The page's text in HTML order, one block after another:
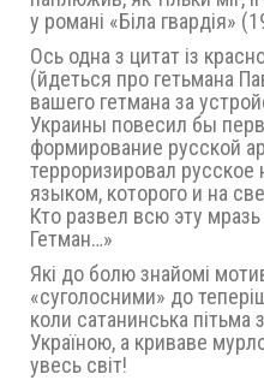
у романі «Біла гвардія»
Ось одна з цитат із
(йдеться про гетьмана
вашего гетмана за
Украины повесил бы
формирование русской
терроризировал
языком, которого и на
Кто развел всю эту
Гетман…»
Які до болю знайомі
«суголосними» до
коли сатанинська пітьма
Україною, а криваве
увесь світ!